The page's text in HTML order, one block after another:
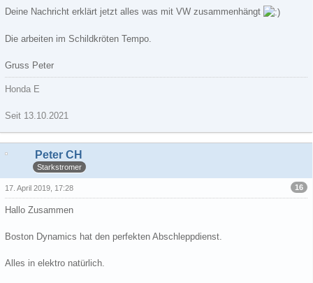
Deine Nachricht erklärt jetzt alles was mit VW zusammenhängt
Die arbeiten im Schildkröten Tempo.
Gruss Peter
Honda E
Seit 13.10.2021
Peter CH
Starkstromer
16
17. April 2019, 17:28
Hallo Zusammen
Boston Dynamics hat den perfekten Abschleppdienst.
Alles in elektro natürlich.